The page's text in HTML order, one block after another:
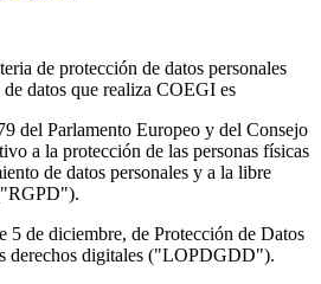
de protección de datos personales
datos que realiza COEGI es
del Parlamento Europeo y del Consejo
a la protección de las personas físicas
de datos personales y a la libre
5 de diciembre, de Protección de Datos
derechos digitales ("LOPDGDD").